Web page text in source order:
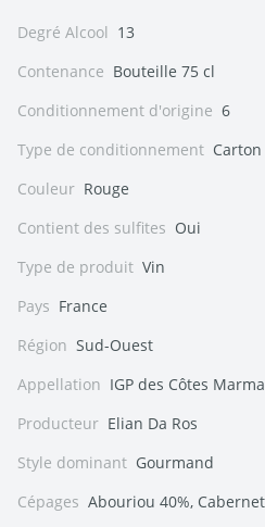
Degré Alcool 13
Contenance Bouteille 75 cl
Conditionnement d'origine 6
Type de conditionnement Carton
Couleur Rouge
Contient des sulfites Oui
Type de produit Vin
Pays France
Région Sud-Ouest
Appellation IGP des Côtes
Producteur Elian Da Ros
Style dominant Gourmand
Cépages Abouriou 40%,